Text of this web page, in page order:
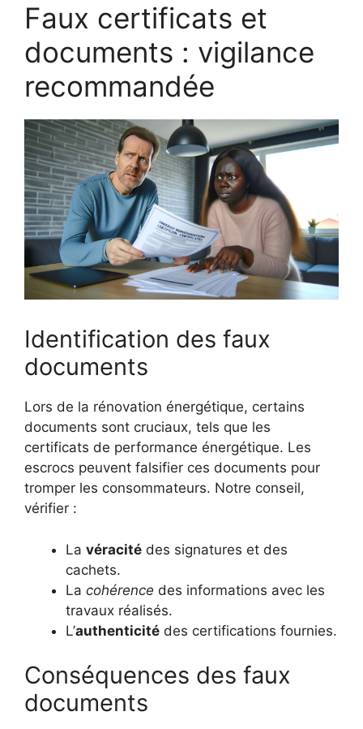
Faux certificats et
documents : vigilance
recommandée
Identification des faux
documents
Lors de la rénovation énergétique, certains
documents sont cruciaux, tels que les
certificats de performance énergétique. Les
escrocs peuvent falsifier ces documents pour
tromper les consommateurs. Notre conseil,
vérifier :
La véracité des signatures et des
cachets.
La cohérence des informations avec les
travaux réalisés.
L’authenticité des certifications fournies.
Conséquences des faux
documents